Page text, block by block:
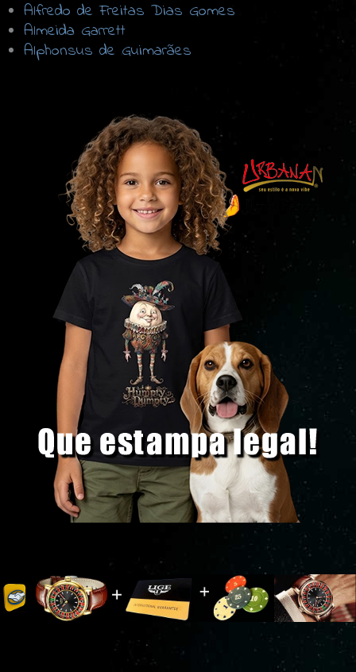
Alfredo de Freitas Dias Gomes
Almeida Garrett
Alphonsus de Guimarães